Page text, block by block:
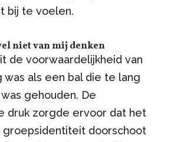
bij te voelen.
niet van mij denken
de voorwaardelijkheid van
was als een bal die te lang
gehouden. De
druk zorgde ervoor dat het
groepsidentiteit doorschoot